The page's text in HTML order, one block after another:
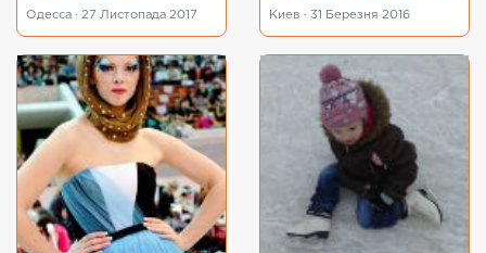
Одесса · 27 Листопада 2017 Киев · 31 Березня 2016